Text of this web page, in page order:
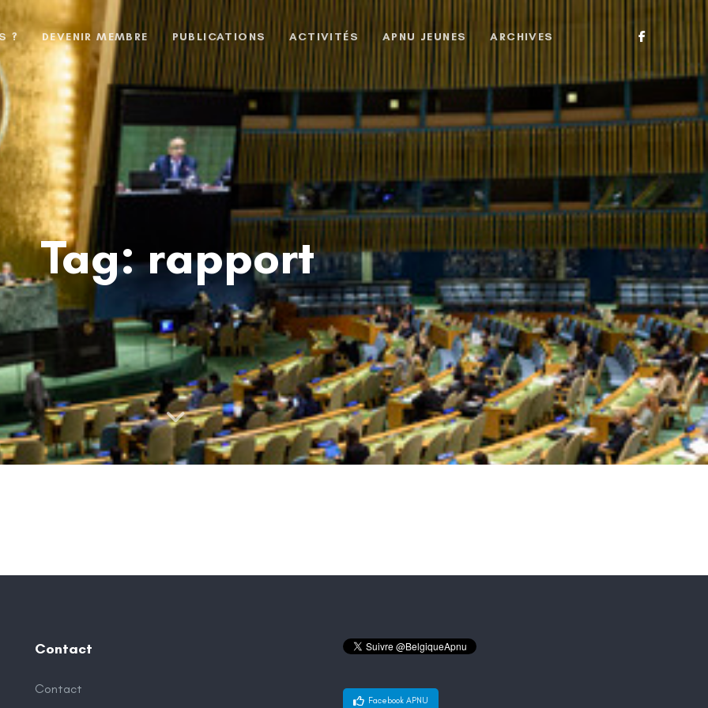
? DEVENIR MEMBRE PUBLICATIONS ACTIVITÉS APNU JEUNES ARCHIVES
Tag: rapport
Contact
Contact
Facebook APNU